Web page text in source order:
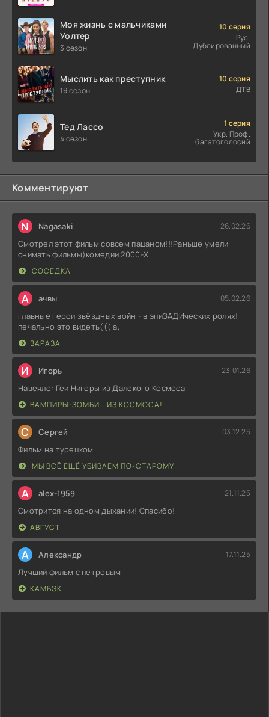
Моя жизнь с мальчиками
Уолтер
3 сезон
10 серия
Рус.
Дублированный
Мыслить как преступник
19 сезон
10 серия
ДТВ
Тед Лассо
4 сезон
1 серия
Укр. Проф.
багатоголосий
Комментируют
N Nagasaki 26.02.26
Смотрел этот фильм совсем пацаном!!!Раньше умели
снимать фильмы)комедии 2000-X
СОСЕДКА
А ачвы 05.02.26
главные герои звёздных войн - в эпиЗАДИческих ролях!
печально это видеть((( а,
ЗАРАЗА
И Игорь 23.01.26
Навеяло: Геи Нигеры из Далекого Космоса
ВАМПИРЫ-ЗОМБИ… ИЗ КОСМОСА!
С Сергей 03.12.25
Фильм на турецком
МЫ ВСЁ ЕЩЁ УБИВАЕМ ПО-СТАРОМУ
A alex-1959 21.11.25
Смотрится на одном дыхании! Спасибо!
АВГУСТ
А Александр 17.11.25
Лучший фильм с петровым
КАМБЭК